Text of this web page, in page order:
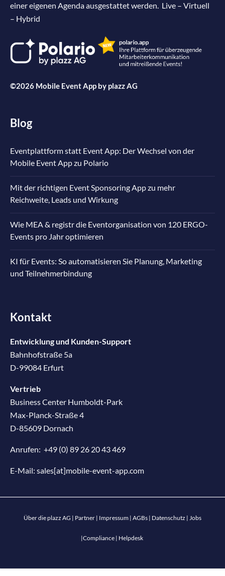
einer eigenen Agenda ausgestattet werden. Live – Virtuell
– Hybrid
©2026 Mobile Event App by plazz AG
Blog
Eventplattform statt Event App: Der Wechsel von der
Mobile Event App zu Polario
Mit der richtigen Event Sponsoring App zu mehr
Reichweite, Leads und Wirkung
Wie MEA & registr die Eventorganisation von 120 ERGO-
Events pro Jahr optimieren
KI für Events: So automatisieren Sie Planung, Marketing
und Teilnehmerbindung
Kontakt
Entwicklung und Kunden-Support
Bahnhofstraße 5a
D-99084 Erfurt
Vertrieb
Business Center Humboldt-Park
Max-Planck-Straße 4
D-85609 Dornach
Anrufen: +49 (0) 89 26 20 43 469
E-Mail: sales[at]mobile-event-app.com
Über die plazz AG | Partner | Impressum | AGBs | Datenschutz | Jobs
|Compliance | Helpdesk